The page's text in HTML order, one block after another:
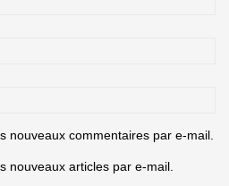
nouveaux commentaires par e-mail.
nouveaux articles par e-mail.